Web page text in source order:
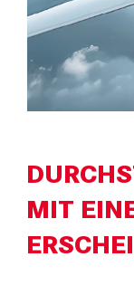
MIT